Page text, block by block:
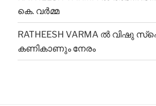
കെ. വർമ്മ
RATHEESH VARMA ല്‍ വിഷു
കണികാണും നേരം